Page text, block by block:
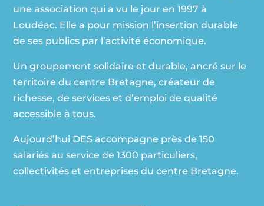
une association qui a vu le jour en 1997 à
Loudéac. Elle a pour mission l’insertion durable
de ses publics par l’activité économique.
Un groupement solidaire et durable, ancré sur le
territoire du centre Bretagne, créateur de
richesse, de services et d’emploi de qualité
accessible à tous.
Aujourd’hui DES accompagne près de 150
salariés au service de 1300 particuliers,
collectivités et entreprises du centre Bretagne.